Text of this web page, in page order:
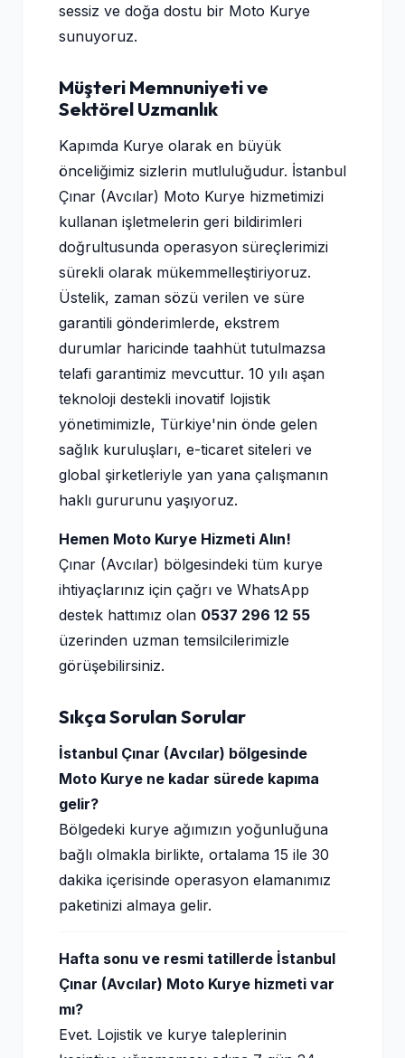
sessiz ve doğa dostu bir Moto Kurye
sunuyoruz.
Müşteri Memnuniyeti ve
Sektörel Uzmanlık
Kapımda Kurye olarak en büyük
önceliğimiz sizlerin mutluluğudur. İstanbul
Çınar (Avcılar) Moto Kurye hizmetimizi
kullanan işletmelerin geri bildirimleri
doğrultusunda operasyon süreçlerimizi
sürekli olarak mükemmelleştiriyoruz.
Üstelik, zaman sözü verilen ve süre
garantili gönderimlerde, ekstrem
durumlar haricinde taahhüt tutulmazsa
telafi garantimiz mevcuttur. 10 yılı aşan
teknoloji destekli inovatif lojistik
yönetimimizle, Türkiye'nin önde gelen
sağlık kuruluşları, e-ticaret siteleri ve
global şirketleriyle yan yana çalışmanın
haklı gururunu yaşıyoruz.
Hemen Moto Kurye Hizmeti Alın!
Çınar (Avcılar) bölgesindeki tüm kurye
ihtiyaçlarınız için çağrı ve WhatsApp
destek hattımız olan 0537 296 12 55
üzerinden uzman temsilcilerimizle
görüşebilirsiniz.
Sıkça Sorulan Sorular
İstanbul Çınar (Avcılar) bölgesinde
Moto Kurye ne kadar sürede kapıma
gelir?
Bölgedeki kurye ağımızın yoğunluğuna
bağlı olmakla birlikte, ortalama 15 ile 30
dakika içerisinde operasyon elamanımız
paketinizi almaya gelir.
Hafta sonu ve resmi tatillerde İstanbul
Çınar (Avcılar) Moto Kurye hizmeti var
mı?
Evet. Lojistik ve kurye taleplerinin